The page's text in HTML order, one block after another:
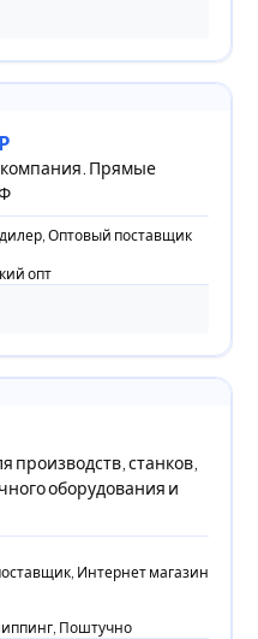
компания. Прямые
Оптовый поставщик
опт
производств, станков,
оборудования и
Интернет магазин
Поштучно